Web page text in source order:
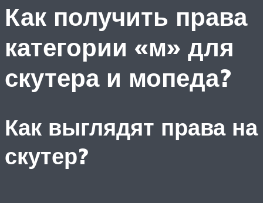
Как получить права
категории «м» для
скутера и мопеда?
Как выглядят права на
скутер?